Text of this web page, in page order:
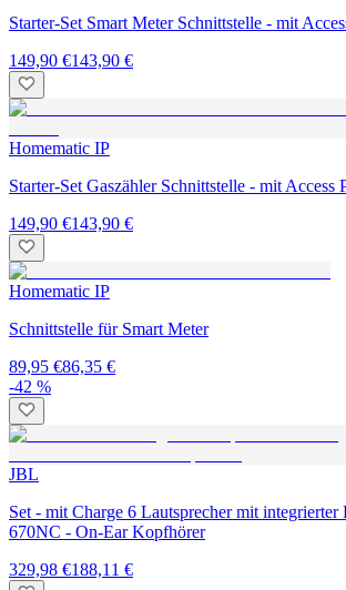
Starter-Set Smart Meter Schnittstelle - mit
149,90 €143,90 €
Homematic IP
Starter-Set Gaszähler Schnittstelle - mit Access
149,90 €143,90 €
Homematic IP
Schnittstelle für Smart Meter
89,95 €86,35 €
-42 %
JBL
Set - mit Charge 6 Lautsprecher mit
670NC - On-Ear Kopfhörer
329,98 €188,11 €